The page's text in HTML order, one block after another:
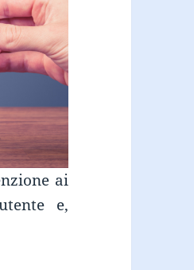
ai
e,